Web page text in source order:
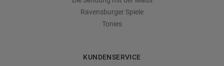
Ravensburger Spiele
Tonies
KUNDENSERVICE